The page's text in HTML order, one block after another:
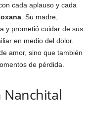
cada aplauso y cada
. Su madre,
y prometió cuidar de sus
en medio del dolor.
amor, sino que también
de pérdida.
Nanchital